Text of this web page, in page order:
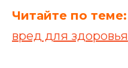
Читайте по теме:
вред для здоровья